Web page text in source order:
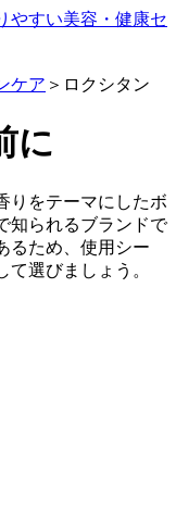
やすい美容・健康セ
ケア ＞ロクシタン
に
りをテーマにしたボ
知られるブランドで
るため、使用シー
選びましょう。